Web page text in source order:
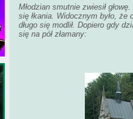
Młodzian smutnie zwiesił
się łkania. Widocznym było,
długo się modlił. Dopiero gdy
się na pół złamany: